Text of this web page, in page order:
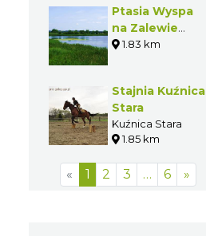
Ptasia Wyspa
na Zalewie
Poraj - Gmina
1.83 km
Stajnia Kuźnica
Stara
Kuźnica Stara
1.85 km
« 1 2 3 … 6 »